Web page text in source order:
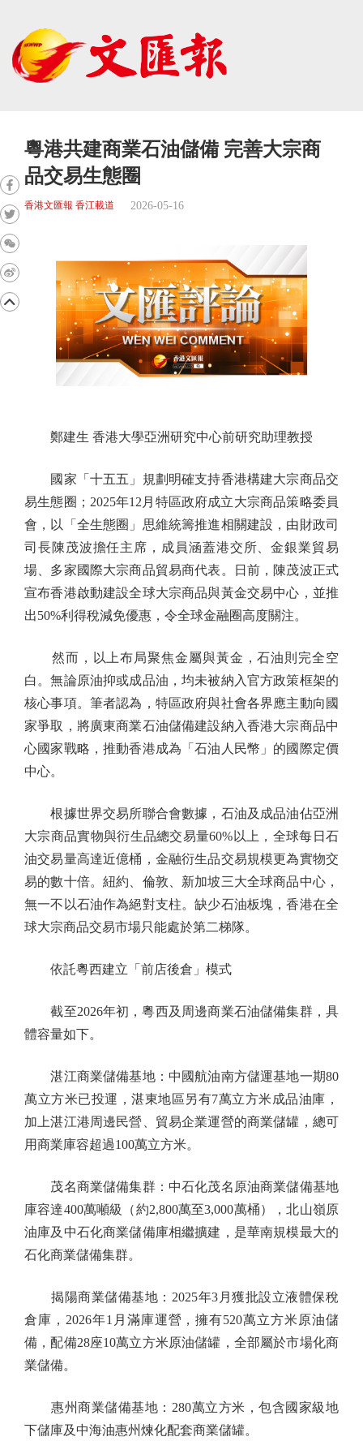
粵港共建商業石油儲備 完善大宗商
品交易生態圈
香港文匯報 香江載道 2026-05-16
鄭建生 香港大學亞洲研究中心前研究助理教授
國家「十五五」規劃明確支持香港構建大宗商品交
易生態圈；2025年12月特區政府成立大宗商品策略委員
會，以「全生態圈」思維統籌推進相關建設，由財政司
司長陳茂波擔任主席，成員涵蓋港交所、金銀業貿易
場、多家國際大宗商品貿易商代表。日前，陳茂波正式
宣布香港啟動建設全球大宗商品與黃金交易中心，並推
出50%利得稅減免優惠，令全球金融圈高度關注。
然而，以上布局聚焦金屬與黃金，石油則完全空
白。無論原油抑或成品油，均未被納入官方政策框架的
核心事項。筆者認為，特區政府與社會各界應主動向國
家爭取，將廣東商業石油儲備建設納入香港大宗商品中
心國家戰略，推動香港成為「石油人民幣」的國際定價
中心。
根據世界交易所聯合會數據，石油及成品油佔亞洲
大宗商品實物與衍生品總交易量60%以上，全球每日石
油交易量高達近億桶，金融衍生品交易規模更為實物交
易的數十倍。紐約、倫敦、新加坡三大全球商品中心，
無一不以石油作為絕對支柱。缺少石油板塊，香港在全
球大宗商品交易市場只能處於第二梯隊。
依託粵西建立「前店後倉」模式
截至2026年初，粵西及周邊商業石油儲備集群，具
體容量如下。
湛江商業儲備基地：中國航油南方儲運基地一期80
萬立方米已投運，湛東地區另有7萬立方米成品油庫，
加上湛江港周邊民營、貿易企業運營的商業儲罐，總可
用商業庫容超過100萬立方米。
茂名商業儲備集群：中石化茂名原油商業儲備基地
庫容達400萬噸級（約2,800萬至3,000萬桶），北山嶺原
油庫及中石化商業儲備庫相繼擴建，是華南規模最大的
石化商業儲備集群。
揭陽商業儲備基地：2025年3月獲批設立液體保稅
倉庫，2026年1月滿庫運營，擁有520萬立方米原油儲
備，配備28座10萬立方米原油儲罐，全部屬於市場化商
業儲備。
惠州商業儲備基地：280萬立方米，包含國家級地
下儲庫及中海油惠州煉化配套商業儲罐。